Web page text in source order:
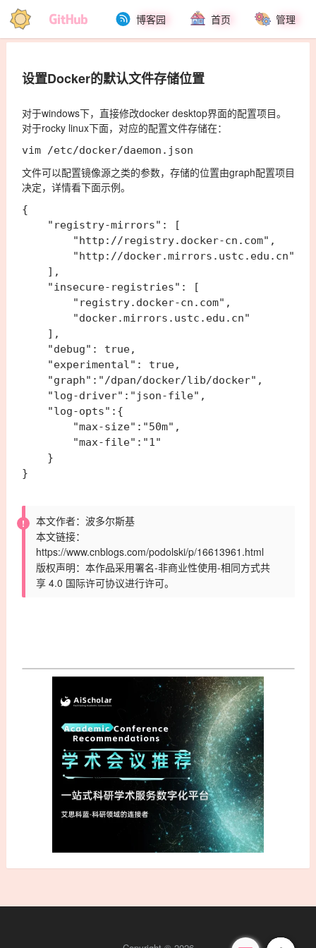
博客园 首页 管理
设置Docker的默认文件存储位置
对于windows下，直接修改docker desktop界面的配置项目。
对于rocky linux下面，对应的配置文件存储在：
文件可以配置镜像源之类的参数，存储的位置由graph配置项目
决定，详情看下面示例。
{
    "registry-mirrors": [
        "http://registry.docker-cn.com",
        "http://docker.mirrors.ustc.edu.cn"
    ],
    "insecure-registries": [
        "registry.docker-cn.com",
        "docker.mirrors.ustc.edu.cn"
    ],
    "debug": true,
    "experimental": true,
    "graph":"/dpan/docker/lib/docker",
    "log-driver":"json-file",
    "log-opts":{
        "max-size":"50m",
        "max-file":"1"
    }
本文作者：波多尔斯基
本文链接：
https://www.cnblogs.com/podolski/p/16613961.html
版权声明：本作品采用署名-非商业性使用-相同方式共
享 4.0 国际许可协议进行许可。